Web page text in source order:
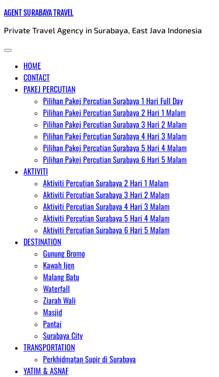
Skip
content
AGENT SURABAYA TRAVEL
Private Travel Agency in Surabaya, East Java Indonesia
HOME
CONTACT
PAKEJ PERCUTIAN
Pilihan Pakej Percutian Surabaya 1 Hari Full Day
Pilihan Pakej Percutian Surabaya 2 Hari 1 Malam
Pilihan Pakej Percutian Surabaya 3 Hari 2 Malam
Pilihan Pakej Percutian Surabaya 4 Hari 3 Malam
Pilihan Pakej Percutian Surabaya 5 Hari 4 Malam
Pilihan Pakej Percutian Surabaya 6 Hari 5 Malam
AKTIVITI
Aktiviti Percutian Surabaya 2 Hari 1 Malam
Aktiviti Percutian Surabaya 3 Hari 2 Malam
Aktiviti Percutian Surabaya 4 Hari 3 Malam
Aktiviti Percutian Surabaya 5 Hari 4 Malam
Aktiviti Percutian Surabaya 6 Hari 5 Malam
DESTINATION
Gunung Bromo
Kawah Ijen
Malang Batu
Waterfall
Ziarah Wali
Masjid
Pantai
Surabaya City
TRANSPORTATION
Perkhidmatan Supir di Surabaya
YATIM & ASNAF